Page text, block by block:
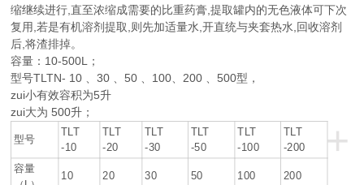
缩继续进行,直至浓缩成需要的比重药膏,提取罐内的无色液体可下次
复用,若是有机溶剂提取,则先加适量水,开直统与夹套热水,回收溶剂
后,将渣排掉。
容量：10-500L；
型号TLTN- 10 、30 、50 、100、200 、500型，
zui小有效容积为5升
zui大为 500升；
+
型号
TLT
-10
TLT
-20
TLT
-30
TLT
-50
TLT
-100
TLT
-200
容量
10 20 30 50 100 200